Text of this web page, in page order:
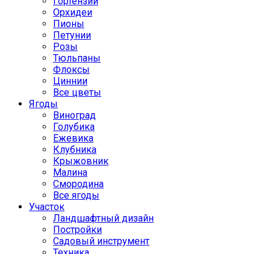
Орхидеи
Пионы
Петунии
Розы
Тюльпаны
Флоксы
Циннии
Все цветы
Ягоды
Виноград
Голубика
Ежевика
Клубника
Крыжовник
Малина
Смородина
Все ягоды
Участок
Ландшафтный дизайн
Постройки
Садовый инструмент